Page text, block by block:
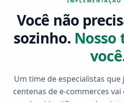
Você não
sozinho. Nosso
Um time de especialistas
centenas de e-commerces